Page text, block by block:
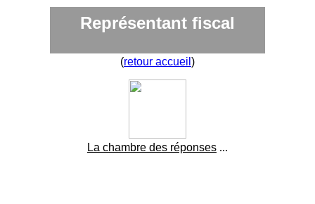
Représentant fiscal
(retour accueil )
La chambre des réponses ...